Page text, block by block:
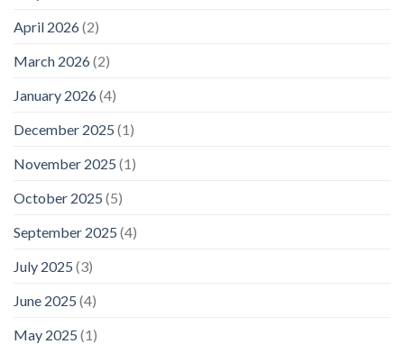
April 2026(2)
March 2026(2)
January 2026(4)
December 2025 (1)
November 2025 (1)
October 2025 (5)
September 2025 (4)
July 2025 (3)
June 2025 (4)
May 2025 (1)